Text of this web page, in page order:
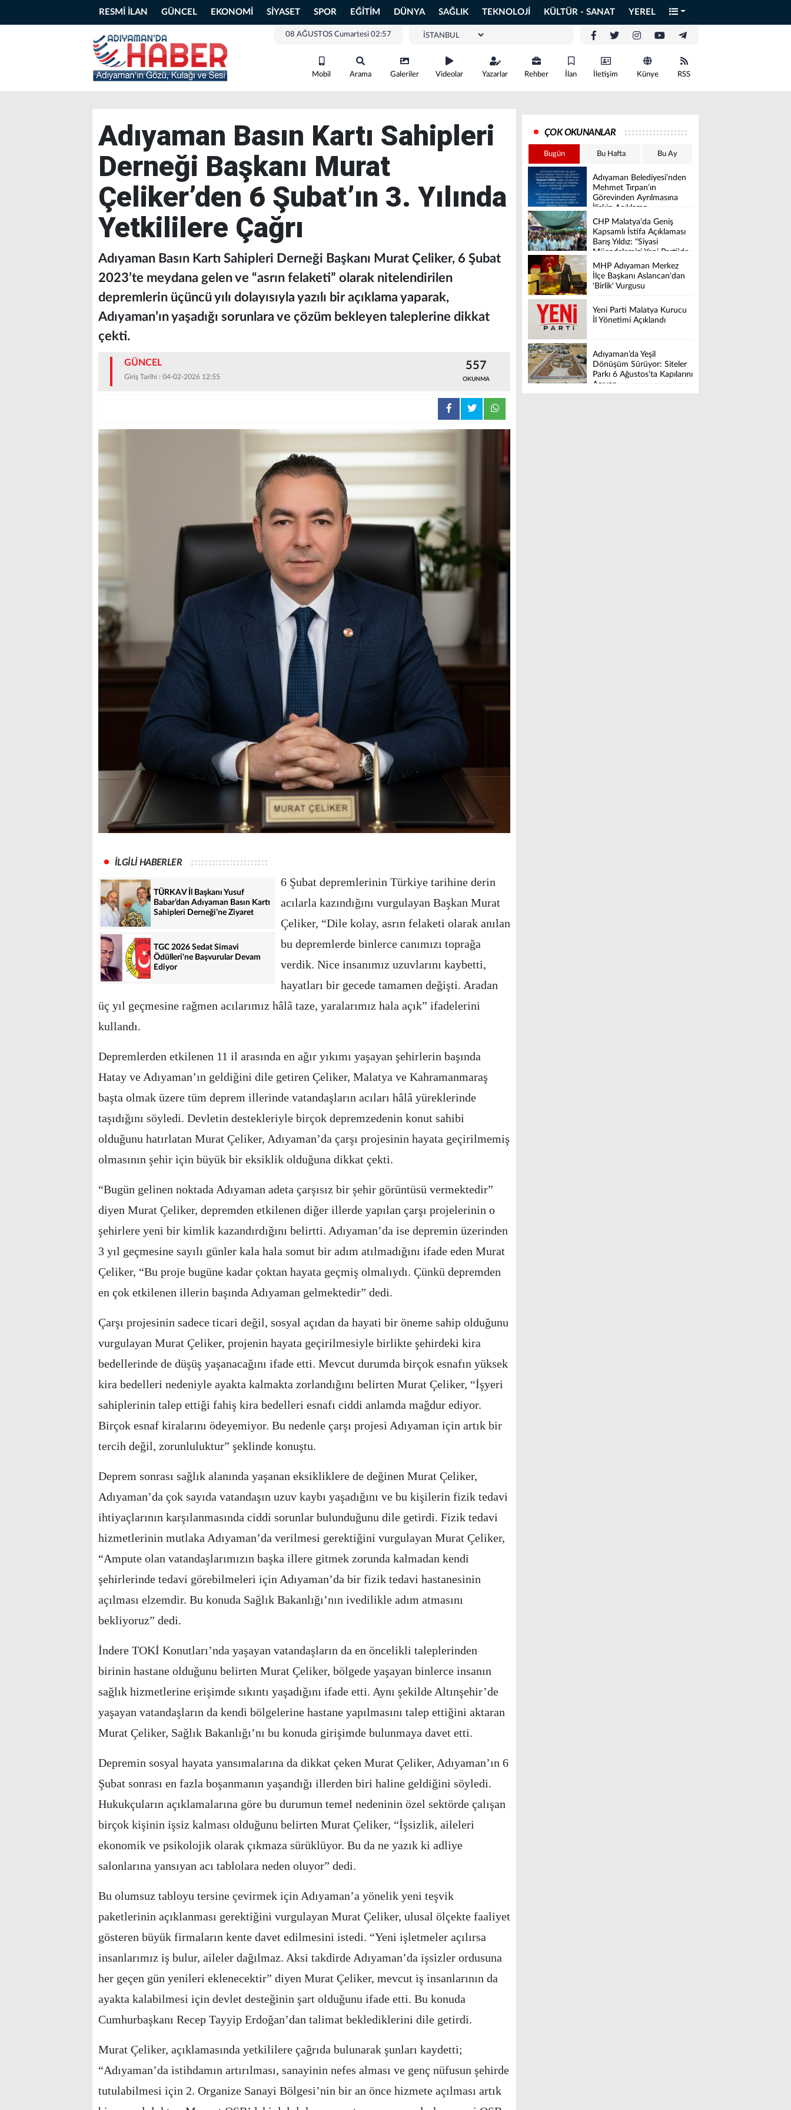
RESMİ İLAN GÜNCEL EKONOMİ SİYASET SPOR EĞİTİM DÜNYA SAĞLIK TEKNOLOJİ KÜLTÜR - SANAT YEREL
08 AĞUSTOS Cumartesi 02:57
Mobil Arama Galeriler Videolar Yazarlar Rehber İlan İletişim Künye RSS
Adıyaman Basın Kartı Sahipleri
Derneği Başkanı Murat
Çeliker’den 6 Şubat’ın 3. Yılında
Yetkililere Çağrı
Adıyaman Basın Kartı Sahipleri Derneği Başkanı Murat Çeliker, 6 Şubat
2023’te meydana gelen ve “asrın felaketi” olarak nitelendirilen
depremlerin üçüncü yılı dolayısıyla yazılı bir açıklama yaparak,
Adıyaman’ın yaşadığı sorunlara ve çözüm bekleyen taleplerine dikkat
çekti.
GÜNCEL
Giriş Tarihi : 04-02-2026 12:55
557
OKUNMA
İLGİLİ HABERLER
TÜRKAV İl Başkanı Yusuf
Babar’dan Adıyaman Basın Kartı
Sahipleri Derneği’ne Ziyaret
TGC 2026 Sedat Simavi
Ödülleri'ne Başvurular Devam
Ediyor
6 Şubat depremlerinin Türkiye tarihine derin
acılarla kazındığını vurgulayan Başkan Murat
Çeliker, “Dile kolay, asrın felaketi olarak anılan
bu depremlerde binlerce canımızı toprağa
verdik. Nice insanımız uzuvlarını kaybetti,
hayatları bir gecede tamamen değişti. Aradan
üç yıl geçmesine rağmen acılarımız hâlâ taze, yaralarımız hala açık” ifadelerini
kullandı.
Depremlerden etkilenen 11 il arasında en ağır yıkımı yaşayan şehirlerin başında
Hatay ve Adıyaman’ın geldiğini dile getiren Çeliker, Malatya ve Kahramanmaraş
başta olmak üzere tüm deprem illerinde vatandaşların acıları hâlâ yüreklerinde
taşıdığını söyledi. Devletin destekleriyle birçok depremzedenin konut sahibi
olduğunu hatırlatan Murat Çeliker, Adıyaman’da çarşı projesinin hayata geçirilmemiş
olmasının şehir için büyük bir eksiklik olduğuna dikkat çekti.
“Bugün gelinen noktada Adıyaman adeta çarşısız bir şehir görüntüsü vermektedir”
diyen Murat Çeliker, depremden etkilenen diğer illerde yapılan çarşı projelerinin o
şehirlere yeni bir kimlik kazandırdığını belirtti. Adıyaman’da ise depremin üzerinden
3 yıl geçmesine sayılı günler kala hala somut bir adım atılmadığını ifade eden Murat
Çeliker, “Bu proje bugüne kadar çoktan hayata geçmiş olmalıydı. Çünkü depremden
en çok etkilenen illerin başında Adıyaman gelmektedir” dedi.
Çarşı projesinin sadece ticari değil, sosyal açıdan da hayati bir öneme sahip olduğunu
vurgulayan Murat Çeliker, projenin hayata geçirilmesiyle birlikte şehirdeki kira
bedellerinde de düşüş yaşanacağını ifade etti. Mevcut durumda birçok esnafın yüksek
kira bedelleri nedeniyle ayakta kalmakta zorlandığını belirten Murat Çeliker, “İşyeri
sahiplerinin talep ettiği fahiş kira bedelleri esnafı ciddi anlamda mağdur ediyor.
Birçok esnaf kiralarını ödeyemiyor. Bu nedenle çarşı projesi Adıyaman için artık bir
tercih değil, zorunluluktur” şeklinde konuştu.
Deprem sonrası sağlık alanında yaşanan eksikliklere de değinen Murat Çeliker,
Adıyaman’da çok sayıda vatandaşın uzuv kaybı yaşadığını ve bu kişilerin fizik tedavi
ihtiyaçlarının karşılanmasında ciddi sorunlar bulunduğunu dile getirdi. Fizik tedavi
hizmetlerinin mutlaka Adıyaman’da verilmesi gerektiğini vurgulayan Murat Çeliker,
“Ampute olan vatandaşlarımızın başka illere gitmek zorunda kalmadan kendi
şehirlerinde tedavi görebilmeleri için Adıyaman’da bir fizik tedavi hastanesinin
açılması elzemdir. Bu konuda Sağlık Bakanlığı’nın ivedilikle adım atmasını
bekliyoruz” dedi.
İndere TOKİ Konutları’nda yaşayan vatandaşların da en öncelikli taleplerinden
birinin hastane olduğunu belirten Murat Çeliker, bölgede yaşayan binlerce insanın
sağlık hizmetlerine erişimde sıkıntı yaşadığını ifade etti. Aynı şekilde Altınşehir’de
yaşayan vatandaşların da kendi bölgelerine hastane yapılmasını talep ettiğini aktaran
Murat Çeliker, Sağlık Bakanlığı’nı bu konuda girişimde bulunmaya davet etti.
Depremin sosyal hayata yansımalarına da dikkat çeken Murat Çeliker, Adıyaman’ın 6
Şubat sonrası en fazla boşanmanın yaşandığı illerden biri haline geldiğini söyledi.
Hukukçuların açıklamalarına göre bu durumun temel nedeninin özel sektörde çalışan
birçok kişinin işsiz kalması olduğunu belirten Murat Çeliker, “İşsizlik, aileleri
ekonomik ve psikolojik olarak çıkmaza sürüklüyor. Bu da ne yazık ki adliye
salonlarına yansıyan acı tablolara neden oluyor” dedi.
Bu olumsuz tabloyu tersine çevirmek için Adıyaman’a yönelik yeni teşvik
paketlerinin açıklanması gerektiğini vurgulayan Murat Çeliker, ulusal ölçekte faaliyet
gösteren büyük firmaların kente davet edilmesini istedi. “Yeni işletmeler açılırsa
insanlarımız iş bulur, aileler dağılmaz. Aksi takdirde Adıyaman’da işsizler ordusuna
her geçen gün yenileri eklenecektir” diyen Murat Çeliker, mevcut iş insanlarının da
ayakta kalabilmesi için devlet desteğinin şart olduğunu ifade etti. Bu konuda
Cumhurbaşkanı Recep Tayyip Erdoğan’dan talimat beklediklerini dile getirdi.
Murat Çeliker, açıklamasında yetkililere çağrıda bulunarak şunları kaydetti;
“Adıyaman’da istihdamın artırılması, sanayinin nefes alması ve genç nüfusun şehirde
tutulabilmesi için 2. Organize Sanayi Bölgesi’nin bir an önce hizmete açılması artık
ÇOK OKUNANLAR
Bugün Bu Hafta Bu Ay
Adıyaman Belediyesi’nden
Mehmet Tırpan’ın
Görevinden Ayrılmasına
İlişkin Açıklama
CHP Malatya'da Geniş
Kapsamlı İstifa Açıklaması
Barış Yıldız: "Siyasi
Mücadelemizi Yeni Parti'de
Sürdüreceğiz"
MHP Adıyaman Merkez
İlçe Başkanı Aslancan'dan
'Birlik' Vurgusu
Yeni Parti Malatya Kurucu
İl Yönetimi Açıklandı
Adıyaman’da Yeşil
Dönüşüm Sürüyor: Siteler
Parkı 6 Ağustos’ta Kapılarını
Açıyor